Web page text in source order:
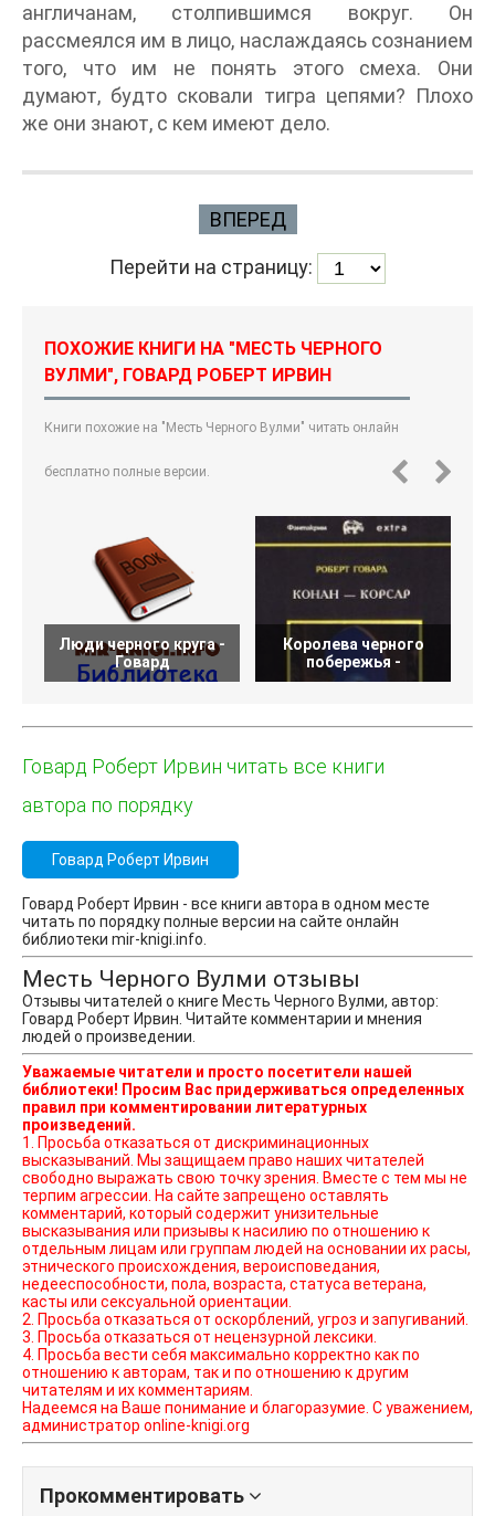
англичанам, столпившимся вокруг. Он
рассмеялся им в лицо, наслаждаясь сознанием
того, что им не понять этого смеха. Они
думают, будто сковали тигра цепями? Плохо
же они знают, с кем имеют дело.
ВПЕРЕД
Перейти на страницу:
ПОХОЖИЕ КНИГИ НА "МЕСТЬ ЧЕРНОГО
ВУЛМИ", ГОВАРД РОБЕРТ ИРВИН
Книги похожие на "Месть Черного Вулми" читать онлайн
бесплатно полные версии.
Люди черного круга -
Говард
Королева черного
побережья -
Говард Роберт Ирвин читать все книги
автора по порядку
Говард Роберт Ирвин
Говард Роберт Ирвин - все книги автора в одном месте
читать по порядку полные версии на сайте онлайн
библиотеки mir-knigi.info.
Месть Черного Вулми отзывы
Отзывы читателей о книге Месть Черного Вулми, автор:
Говард Роберт Ирвин. Читайте комментарии и мнения
людей о произведении.
Уважаемые читатели и просто посетители нашей
библиотеки! Просим Вас придерживаться определенных
правил при комментировании литературных
произведений.
1. Просьба отказаться от дискриминационных
высказываний. Мы защищаем право наших читателей
свободно выражать свою точку зрения. Вместе с тем мы не
терпим агрессии. На сайте запрещено оставлять
комментарий, который содержит унизительные
высказывания или призывы к насилию по отношению к
отдельным лицам или группам людей на основании их расы,
этнического происхождения, вероисповедания,
недееспособности, пола, возраста, статуса ветерана,
касты или сексуальной ориентации.
2. Просьба отказаться от оскорблений, угроз и запугиваний.
3. Просьба отказаться от нецензурной лексики.
4. Просьба вести себя максимально корректно как по
отношению к авторам, так и по отношению к другим
читателям и их комментариям.
Надеемся на Ваше понимание и благоразумие. С уважением,
администратор online-knigi.org
Прокомментировать